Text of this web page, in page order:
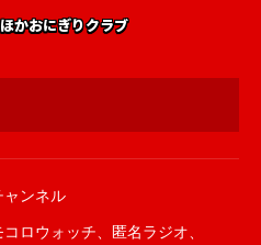
かおにぎりクラブ
ャンネル
コロウォッチ 匿名ラジオ